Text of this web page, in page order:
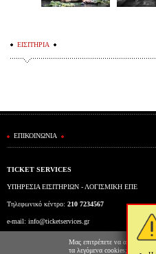
ΕΙΣΙΤΗΡΙΑ
ΕΠΙΚΟΙΝΩΝΙΑ
TICKET SERVICES
ΥΠΗΡΕΣΙΑ ΕΙΣΙΤΗΡΙΩΝ - ΛΟΓΙΣΜΙΚΗ ΕΠΕ
Τηλεφωνικό κέντρο: 210 7234567
e-mail: info@ticketservices.gr
Εκδοτήριο: Πανεπιστημίου 39 (Στοά
Μας επιτρέπετε να
τα λεγόμενα cookies; Με αυτόν